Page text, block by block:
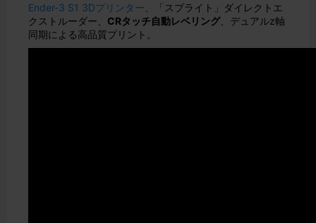
Ender-3 S1 3Dプリンター 、「スプライト」ダイレクトエ
クストルーダー、 CRタッチ自動レベリング、デュアルz軸
同期による高品質プリント。